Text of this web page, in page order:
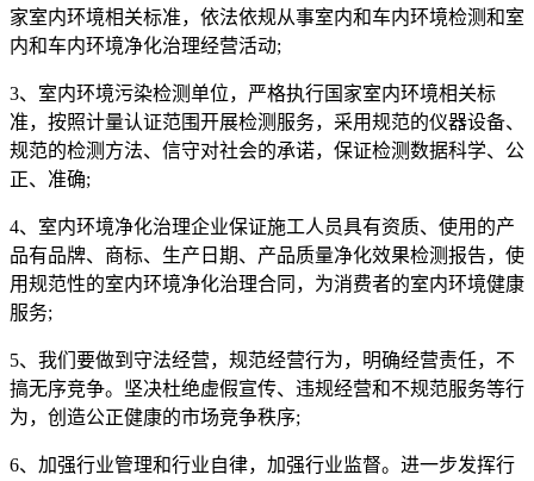
家室内环境相关标准，依法依规从事室内和车内环境检测和室
内和车内环境净化治理经营活动;
3、室内环境污染检测单位，严格执行国家室内环境相关标
准，按照计量认证范围开展检测服务，采用规范的仪器设备、
规范的检测方法、信守对社会的承诺，保证检测数据科学、公
正、准确;
4、室内环境净化治理企业保证施工人员具有资质、使用的产
品有品牌、商标、生产日期、产品质量净化效果检测报告，使
用规范性的室内环境净化治理合同，为消费者的室内环境健康
服务;
5、我们要做到守法经营，规范经营行为，明确经营责任，不
搞无序竞争。坚决杜绝虚假宣传、违规经营和不规范服务等行
为，创造公正健康的市场竞争秩序;
6、加强行业管理和行业自律，加强行业监督。进一步发挥行